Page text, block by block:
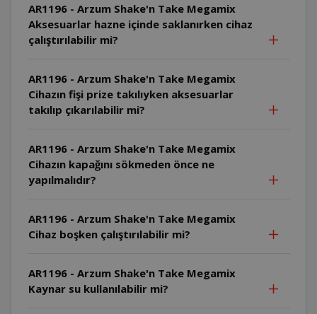
AR1196 - Arzum Shake'n Take Megamix
Aksesuarlar hazne içinde saklanırken cihaz
çalıştırılabilir mi?
AR1196 - Arzum Shake'n Take Megamix
Cihazın fişi prize takılıyken aksesuarlar
takılıp çıkarılabilir mi?
AR1196 - Arzum Shake'n Take Megamix
Cihazın kapağını sökmeden önce ne
yapılmalıdır?
AR1196 - Arzum Shake'n Take Megamix
Cihaz boşken çalıştırılabilir mi?
AR1196 - Arzum Shake'n Take Megamix
Kaynar su kullanılabilir mi?